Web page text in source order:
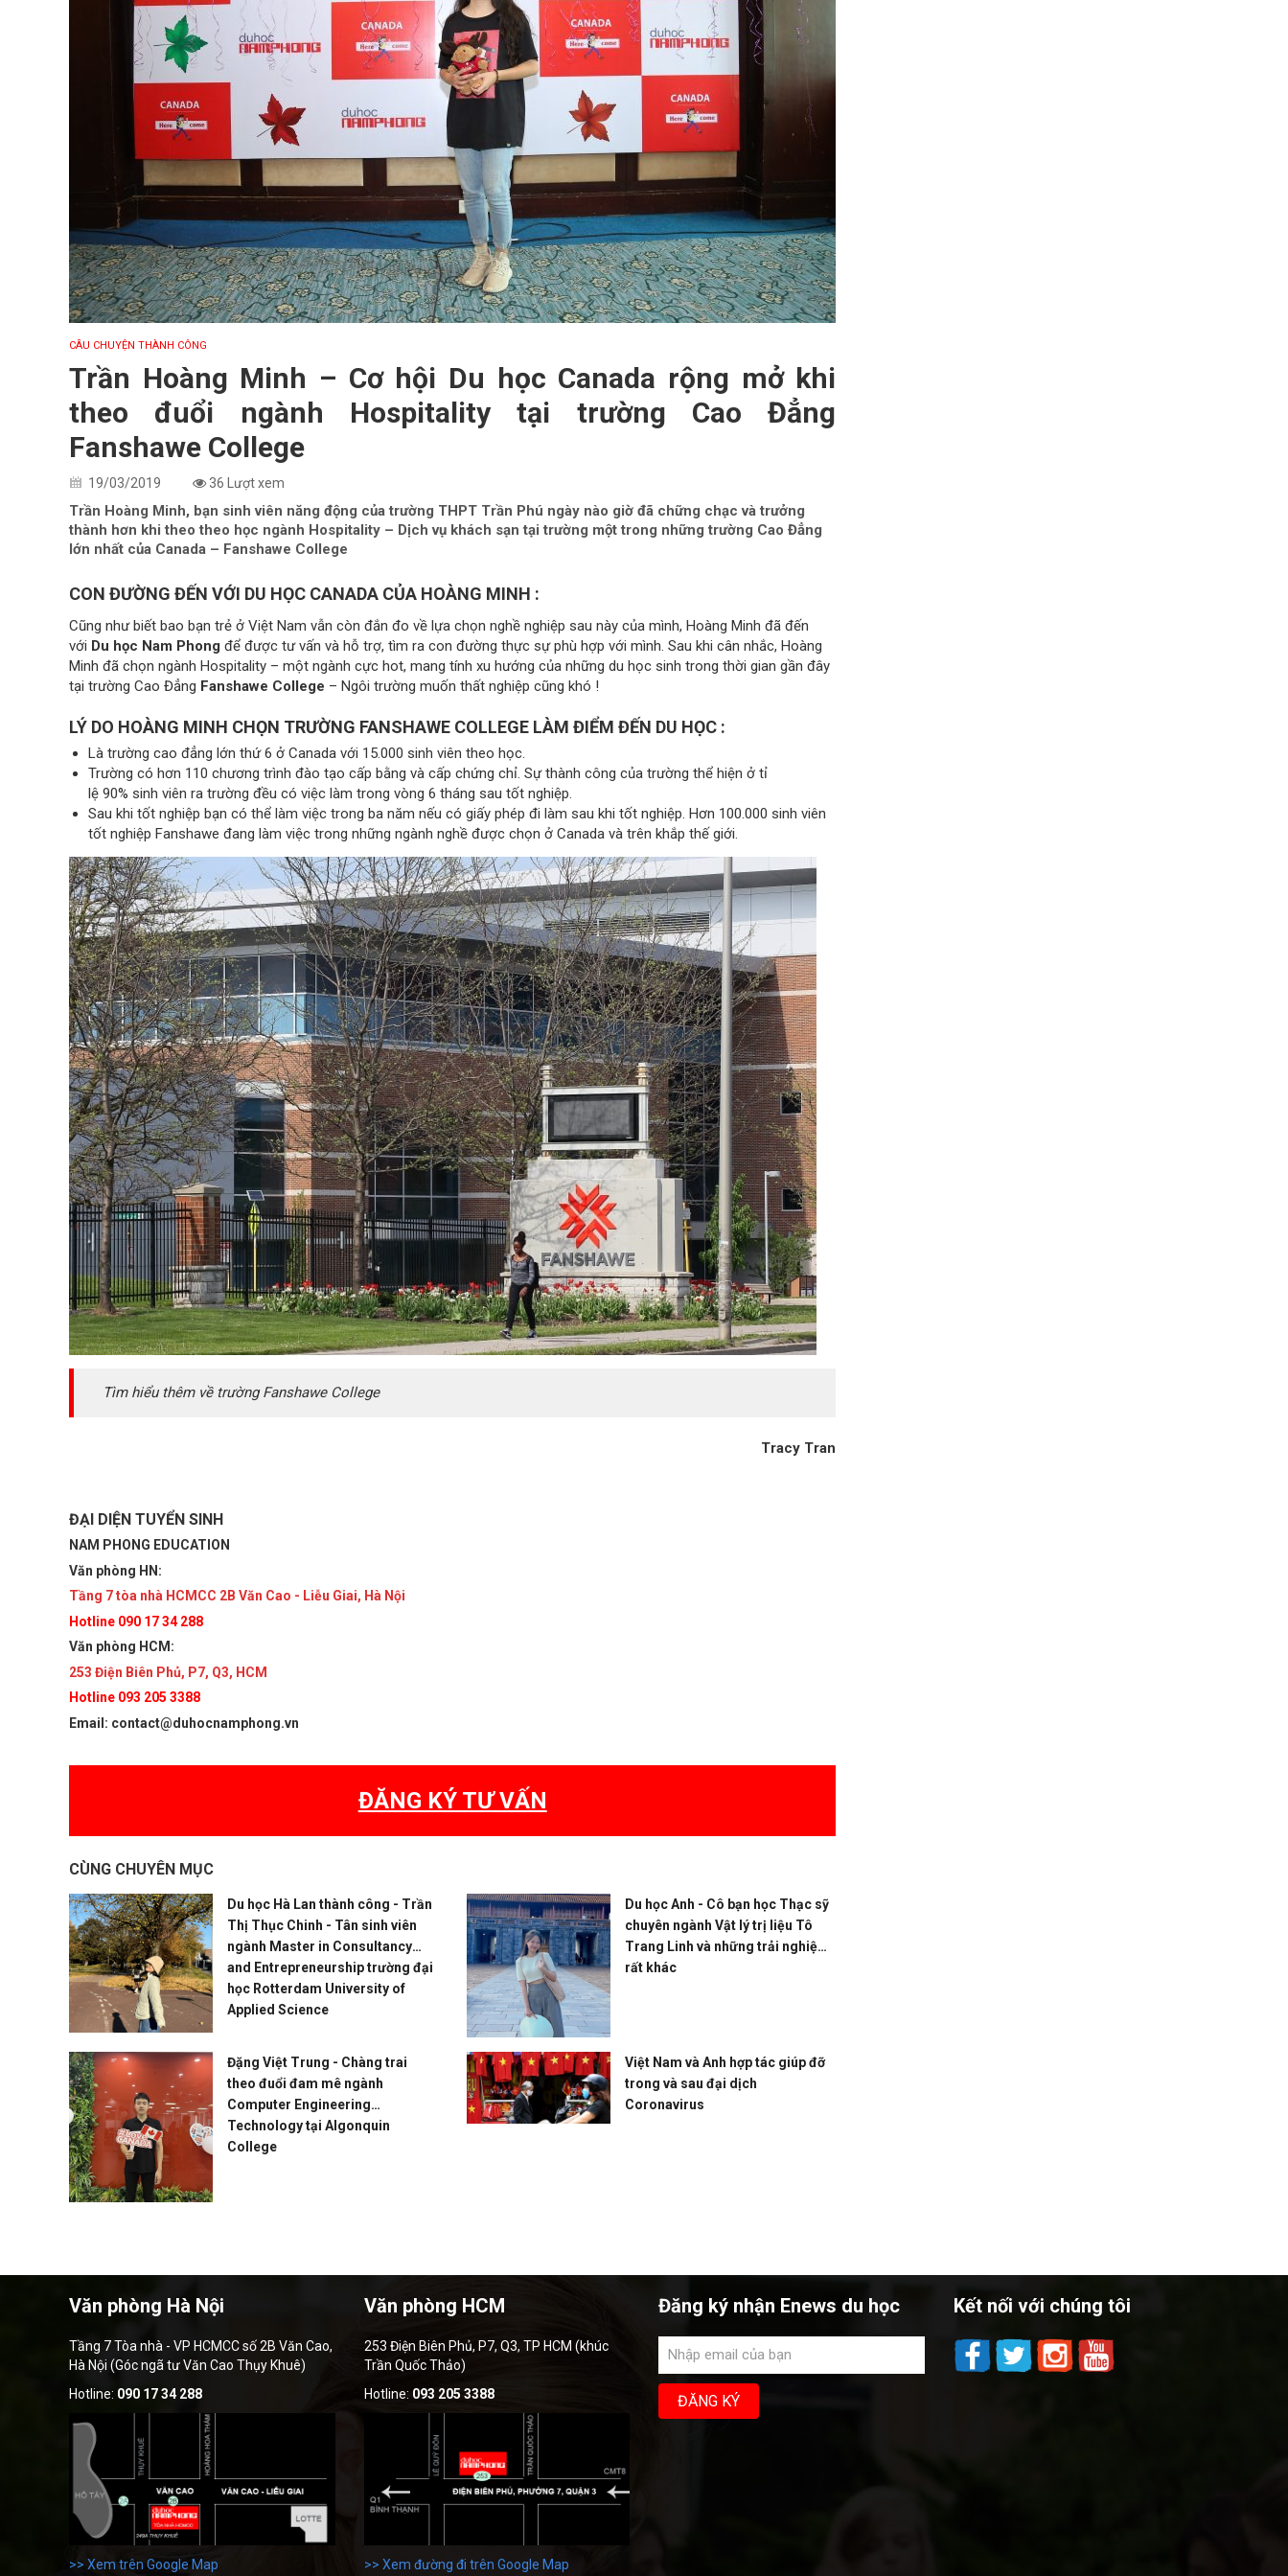
CÂU CHUYỆN THÀNH CÔNG
Trần Hoàng Minh – Cơ hội Du học Canada rộng mở khi
theo đuổi ngành Hospitality tại trường Cao Đẳng
Fanshawe College
19/03/2019 36 Lượt xem
Trần Hoàng Minh, bạn sinh viên năng động của trường THPT Trần Phú ngày nào giờ đã chững chạc và trưởng
thành hơn khi theo theo học ngành Hospitality – Dịch vụ khách sạn tại trường một trong những trường Cao Đẳng
lớn nhất của Canada – Fanshawe College
CON ĐƯỜNG ĐẾN VỚI DU HỌC CANADA CỦA HOÀNG MINH :
Cũng như biết bao bạn trẻ ở Việt Nam vẫn còn đắn đo về lựa chọn nghề nghiệp sau này của mình, Hoàng Minh đã đến
với Du học Nam Phong để được tư vấn và hỗ trợ, tìm ra con đường thực sự phù hợp với mình. Sau khi cân nhắc, Hoàng
Minh đã chọn ngành Hospitality – một ngành cực hot, mang tính xu hướng của những du học sinh trong thời gian gần đây
tại trường Cao Đẳng Fanshawe College – Ngôi trường muốn thất nghiệp cũng khó !
LÝ DO HOÀNG MINH CHỌN TRƯỜNG FANSHAWE COLLEGE LÀM ĐIỂM ĐẾN DU HỌC :
Là trường cao đẳng lớn thứ 6 ở Canada với 15.000 sinh viên theo học.
Trường có hơn 110 chương trình đào tạo cấp bằng và cấp chứng chỉ. Sự thành công của trường thể hiện ở tỉ
lệ 90% sinh viên ra trường đều có việc làm trong vòng 6 tháng sau tốt nghiệp.
Sau khi tốt nghiệp bạn có thể làm việc trong ba năm nếu có giấy phép đi làm sau khi tốt nghiệp. Hơn 100.000 sinh viên
tốt nghiệp Fanshawe đang làm việc trong những ngành nghề được chọn ở Canada và trên khắp thế giới.
Tìm hiểu thêm về trường Fanshawe College
Tracy Tran
ĐẠI DIỆN TUYỂN SINH
NAM PHONG EDUCATION
Văn phòng HN:
Tầng 7 tòa nhà HCMCC 2B Văn Cao - Liễu Giai, Hà Nội
Hotline 090 17 34 288
Văn phòng HCM:
253 Điện Biên Phủ, P7, Q3, HCM
Hotline 093 205 3388
Email: contact@duhocnamphong.vn
ĐĂNG KÝ TƯ VẤN
CÙNG CHUYÊN MỤC
Du học Hà Lan thành công - Trần
Thị Thục Chinh - Tân sinh viên
ngành Master in Consultancy
and Entrepreneurship trường đại
học Rotterdam University of
Applied Science
Du học Anh - Cô bạn học Thạc sỹ
chuyên ngành Vật lý trị liệu Tô
Trang Linh và những trải nghiệm
rất khác
Đặng Việt Trung - Chàng trai
theo đuổi đam mê ngành
Computer Engineering
Technology tại Algonquin
College
Việt Nam và Anh hợp tác giúp đỡ
trong và sau đại dịch
Coronavirus
Văn phòng Hà Nội
Tầng 7 Tòa nhà - VP HCMCC số 2B Văn Cao,
Hà Nội (Góc ngã tư Văn Cao Thụy Khuê)
Hotline: 090 17 34 288
>> Xem trên Google Map
Văn phòng HCM
253 Điện Biên Phủ, P7, Q3, TP HCM (khúc
Trần Quốc Thảo)
Hotline: 093 205 3388
>> Xem đường đi trên Google Map
Đăng ký nhận Enews du học Kết nối với chúng tôi